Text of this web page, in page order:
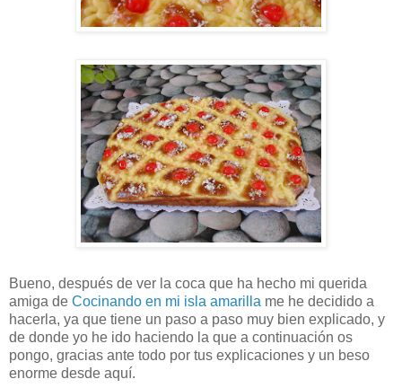
Bueno, después de ver la coca que ha hecho mi querida
amiga de Cocinando en mi isla amarilla me he decidido a
hacerla, ya que tiene un paso a paso muy bien explicado, y
de donde yo he ido haciendo la que a continuación os
pongo, gracias ante todo por tus explicaciones y un beso
enorme desde aquí.